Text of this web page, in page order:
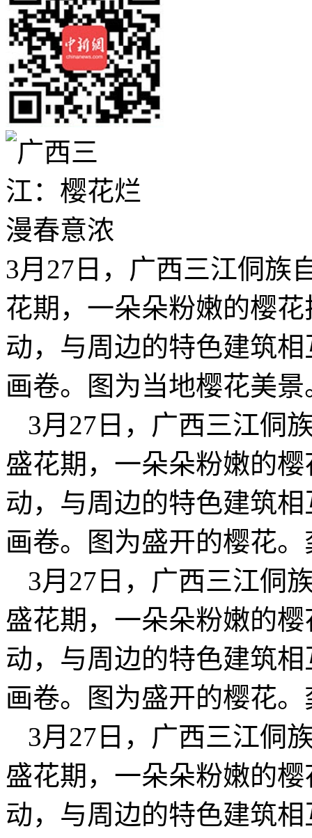
3月27日，广西三江侗族
花期，一朵朵粉嫩的樱
动，与周边的特色建筑
画卷。图为当地樱花美
3月27日，广西三江侗
盛花期，一朵朵粉嫩的
动，与周边的特色建筑
画卷。图为盛开的樱花
3月27日，广西三江侗
盛花期，一朵朵粉嫩的
动，与周边的特色建筑
画卷。图为盛开的樱花
3月27日，广西三江侗
盛花期，一朵朵粉嫩的
动，与周边的特色建筑